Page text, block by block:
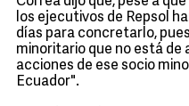
los ejecutivos de Repsol
días para concretarlo,
minoritario que no está de
acciones de ese socio
Ecuador".